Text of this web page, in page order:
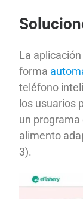
La
forma
teléfono
los usuarios
un
alimento
3).